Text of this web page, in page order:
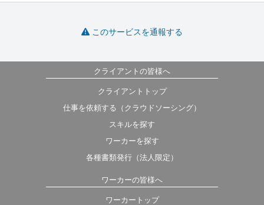
このサービスを通報する
クライアントの皆様へ
クライアントトップ
仕事を依頼する（クラウドソーシング）
スキルを探す
ワーカーを探す
各種書類発行（法人限定）
ワーカーの皆様へ
ワーカートップ